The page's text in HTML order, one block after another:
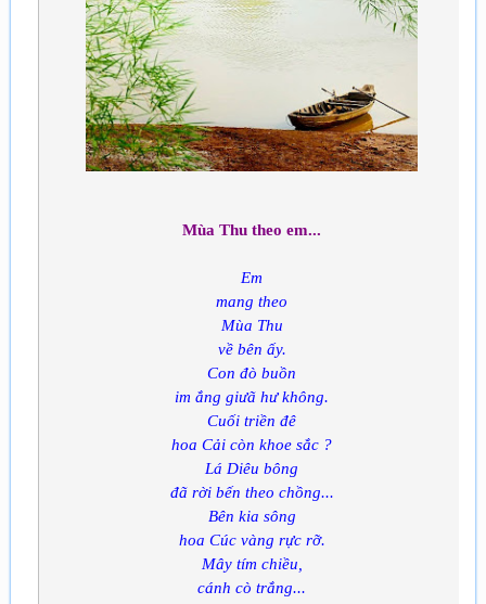
Mùa Thu theo em...
Em
mang theo
Mùa Thu
về bên ấy.
Con đò buồn
im ắng giưã hư không.
Cuối triền đê
hoa Cải còn khoe sắc ?
Lá Diêu bông
đã rời bến theo chồng...
Bên kia sông
hoa Cúc vàng rực rỡ.
Mây tím chiều,
cánh cò trắng...